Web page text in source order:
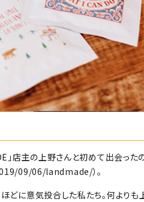
」店主の上野さんと初めて出会った
09/06/landmade/）。
ほどに意気投合した私たち。何より